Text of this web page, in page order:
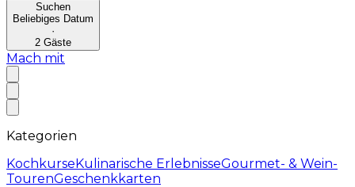
Suchen
Beliebiges Datum
·
2 Gäste
Mach mit
Kategorien
KochkurseKulinarische ErlebnisseGourmet- & Wein-
TourenGeschenkkarten